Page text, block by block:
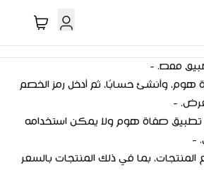
فقط. -
وأنشئ حسابًا، ثم أدخل رمز الخصم
صفاة هوم ولا يمكن استخدامه
-
بما في ذلك المنتجات بالسعر